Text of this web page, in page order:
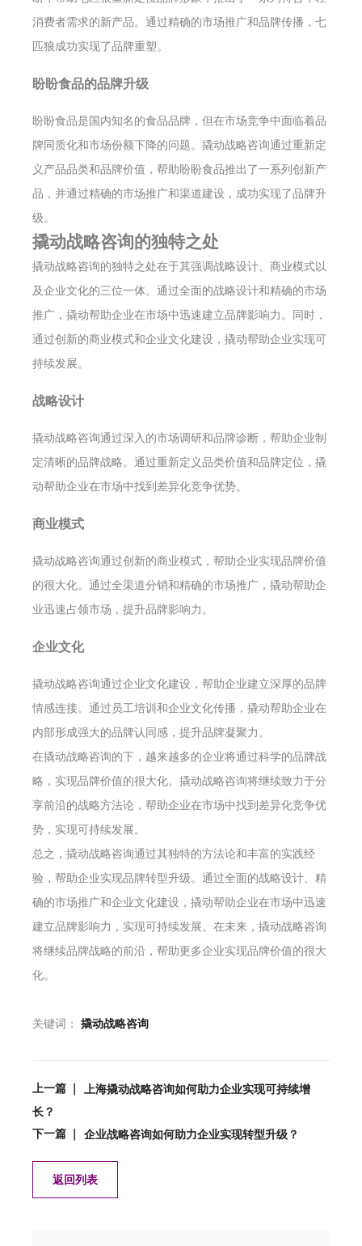
消费者需求的新产品。通过精确的市场推广和品牌传播，七
匹狼成功实现了品牌重塑。
盼盼食品的品牌升级
盼盼食品是国内知名的食品品牌，但在市场竞争中面临着品
牌同质化和市场份额下降的问题。撬动战略咨询通过重新定
义产品品类和品牌价值，帮助盼盼食品推出了一系列创新产
品，并通过精确的市场推广和渠道建设，成功实现了品牌升
级。
撬动战略咨询的独特之处
撬动战略咨询的独特之处在于其强调战略设计、商业模式以
及企业文化的三位一体。通过全面的战略设计和精确的市场
推广，撬动帮助企业在市场中迅速建立品牌影响力。同时，
通过创新的商业模式和企业文化建设，撬动帮助企业实现可
持续发展。
战略设计
撬动战略咨询通过深入的市场调研和品牌诊断，帮助企业制
定清晰的品牌战略。通过重新定义品类价值和品牌定位，撬
动帮助企业在市场中找到差异化竞争优势。
商业模式
撬动战略咨询通过创新的商业模式，帮助企业实现品牌价值
的很大化。通过全渠道分销和精确的市场推广，撬动帮助企
业迅速占领市场，提升品牌影响力。
企业文化
撬动战略咨询通过企业文化建设，帮助企业建立深厚的品牌
情感连接。通过员工培训和企业文化传播，撬动帮助企业在
内部形成强大的品牌认同感，提升品牌凝聚力。
在撬动战略咨询的下，越来越多的企业将通过科学的品牌战
略，实现品牌价值的很大化。撬动战略咨询将继续致力于分
享前沿的战略方法论，帮助企业在市场中找到差异化竞争优
势，实现可持续发展。
总之，撬动战略咨询通过其独特的方法论和丰富的实践经
验，帮助企业实现品牌转型升级。通过全面的战略设计、精
确的市场推广和企业文化建设，撬动帮助企业在市场中迅速
建立品牌影响力，实现可持续发展。在未来，撬动战略咨询
将继续品牌战略的前沿，帮助更多企业实现品牌价值的很大
化。
关键词： 撬动战略咨询
上一篇 ｜
上海撬动战略咨询如何助力企业实现可持续增
长？
下一篇 ｜
企业战略咨询如何助力企业实现转型升级？
返回列表